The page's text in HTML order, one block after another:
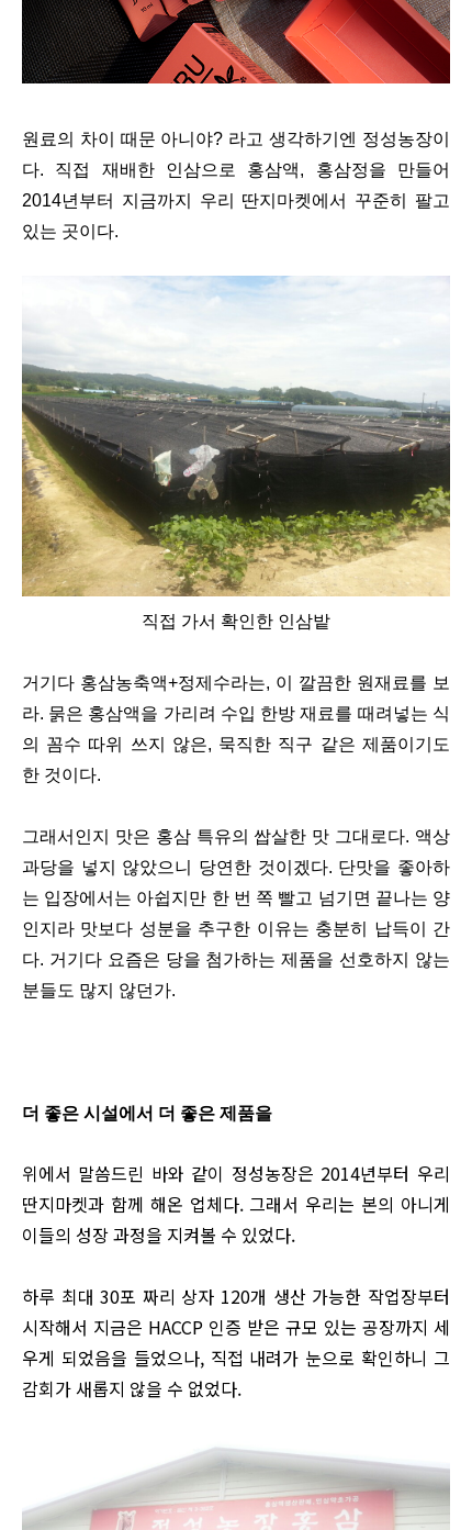
원료의 차이 때문 아니야? 라고 생각하기엔 정성농장이
다. 직접 재배한 인삼으로 홍삼액, 홍삼정을 만들어
2014년부터 지금까지 우리 딴지마켓에서 꾸준히 팔고
있는 곳이다.
직접 가서 확인한 인삼밭
거기다 홍삼농축액+정제수라는, 이 깔끔한 원재료를 보
라. 묽은 홍삼액을 가리려 수입 한방 재료를 때려넣는 식
의 꼼수 따위 쓰지 않은, 묵직한 직구 같은 제품이기도
한 것이다.
그래서인지 맛은 홍삼 특유의 쌉살한 맛 그대로다. 액상
과당을 넣지 않았으니 당연한 것이겠다. 단맛을 좋아하
는 입장에서는 아쉽지만 한 번 쪽 빨고 넘기면 끝나는 양
인지라 맛보다 성분을 추구한 이유는 충분히 납득이 간
다. 거기다요즘은 당을 첨가하는 제품을 선호하지 않는
분들도 많지 않던가.
더 좋은 시설에서 더 좋은 제품을
위에서 말씀드린 바와 같이 정성농장은 2014년부터 우리
딴지마켓과 함께 해온 업체다. 그래서 우리는 본의 아니게
이들의 성장 과정을 지켜볼 수 있었다.
하루 최대 30포 짜리 상자 120개 생산 가능한 작업장부터
시작해서 지금은 HACCP 인증 받은 규모 있는 공장까지 세
우게 되었음을 들었으나, 직접 내려가 눈으로 확인하니 그
감회가 새롭지 않을 수 없었다.